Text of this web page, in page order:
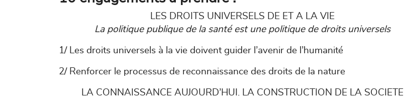
LES DROITS UNIVERSELS DE ET A LA VIE
La politique publique de la santé est une politique de droits universels
1/ Les droits universels à la vie doivent guider l’avenir de l’humanité
2/ Renforcer le processus de reconnaissance des droits de la nature
LA CONNAISSANCE AUJOURD’HUI. LA CONSTRUCTION DE LA SOCIETE